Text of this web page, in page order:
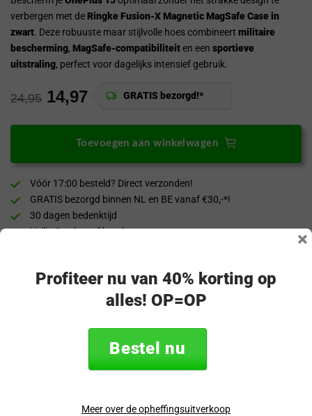
verbergen met de Ringke Fusion-X Magnetic MagSafe Case in
zwart. Deze robuuste maar stijlvolle hoes combineert militaire
bescherming, MagSafe-compatibiliteiten een sportieve
uitstraling, perfect voor dagelijks intensief gebruik.
GRATIS bezorgd!*
24,95 14,97
Toevoegen aan winkelwagen
Vóór 17:00 besteld? Direct verzonden!
GRATIS bezorgd binnen NL en BE vanaf €30,-*!
30 dagen bedenktijd
Veilig & achteraf betalen
Productomschrijving
Verzending & retourneren
Profiteer nu van 40% korting op
alles! OP=OP
Bestel nu
Meer over de opheffingsuitverkoop
×